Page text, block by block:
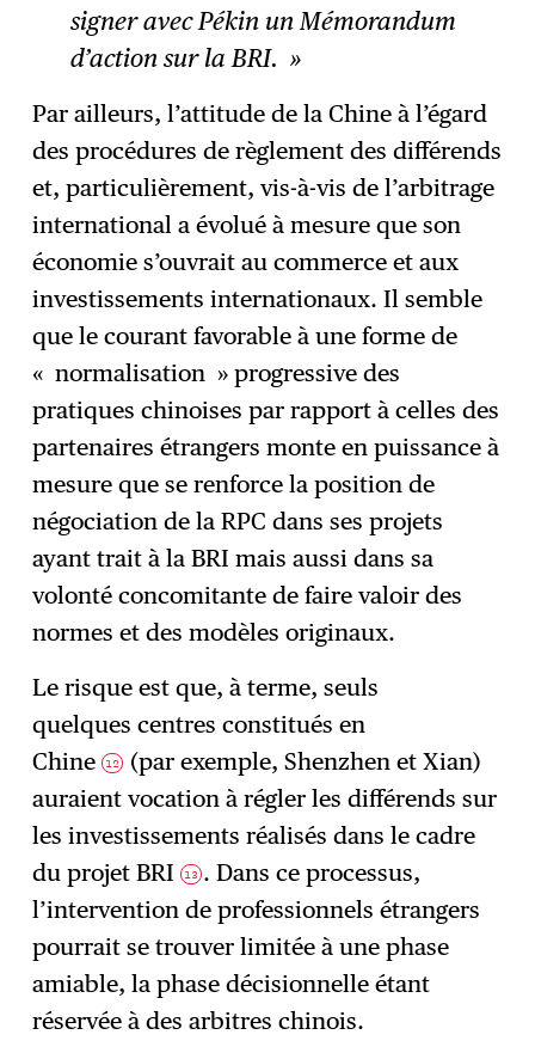
signer avec Pékin un Mémorandum
d’action sur la BRI. »
Par ailleurs, l’attitude de la Chine à l’égard
des procédures de règlement des différends
et, particulièrement, vis-à-vis de l’arbitrage
international a évolué à mesure que son
économie s’ouvrait au commerce et aux
investissements internationaux. Il semble
que le courant favorable à une forme de
« normalisation » progressive des
pratiques chinoises par rapport à celles des
partenaires étrangers monte en puissance à
mesure que se renforce la position de
négociation de la RPC dans ses projets
ayant trait à la BRI mais aussi dans sa
volonté concomitante de faire valoir des
normes et des modèles originaux.
Le risque est que, à terme, seuls
quelques centres constitués en
Chine12 (par exemple, Shenzhen et Xian)
auraient vocation à régler les différends sur
les investissements réalisés dans le cadre
du projet BRI13 . Dans ce processus,
l’intervention de professionnels étrangers
pourrait se trouver limitée à une phase
amiable, la phase décisionnelle étant
réservée à des arbitres chinois.